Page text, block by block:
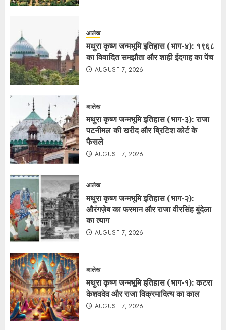
आलेख
मथुरा कृष्ण जन्मभूमि इतिहास (भाग-४): १९६८
का विवादित समझौता और शाही ईदगाह का पेंच
AUGUST 7, 2026
आलेख
मथुरा कृष्ण जन्मभूमि इतिहास (भाग-३): राजा
पटनीमल की खरीद और ब्रिटिश कोर्ट के
फैसले
AUGUST 7, 2026
आलेख
मथुरा कृष्ण जन्मभूमि इतिहास (भाग-२):
औरंगज़ेब का फरमान और राजा वीरसिंह बुंदेला
का त्याग
AUGUST 7, 2026
आलेख
मथुरा कृष्ण जन्मभूमि इतिहास (भाग-१): कटरा
केशवदेव और राजा विक्रमादित्य का काल
AUGUST 7, 2026